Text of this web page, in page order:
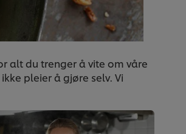
alt du trenger å vite om våre
pleier å gjøre selv. Vi